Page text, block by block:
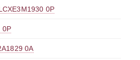
0P
0P
0A